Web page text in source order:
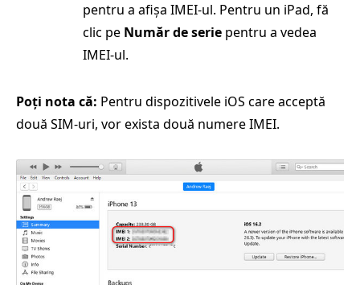
pentru a afișa IMEI-ul. Pentru un iPad, fă
clic pe Număr de serie pentru a vedea
IMEI-ul.
Poți nota că: Pentru dispozitivele iOS care acceptă
două SIM-uri, vor exista două numere IMEI.